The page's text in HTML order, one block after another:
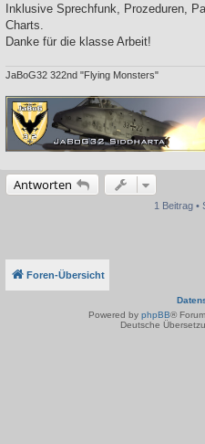
Inklusive Sprechfunk, Prozeduren,
Charts.
Danke für die klasse Arbeit!
JaBoG32 322nd "Flying Monsters"
Antworten
1 Beitrag •
Foren-Übersicht
Powered by phpBB®
Deutsche